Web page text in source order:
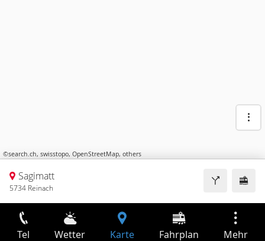
©search.ch, swisstopo, OpenStreetMap, others
Sagimatt
5734 Reinach
Tel Wetter Karte Fahrplan Mehr